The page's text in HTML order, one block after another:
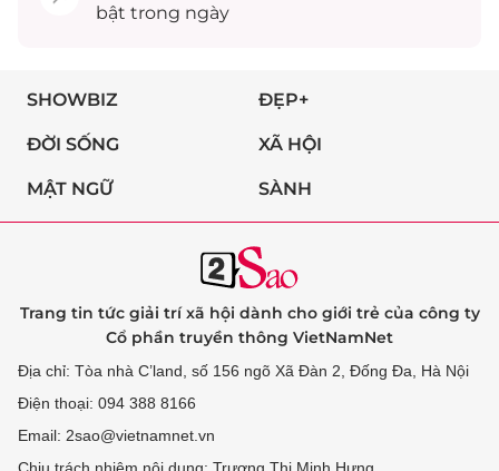
bật trong ngày
SHOWBIZ ĐẸP+
ĐỜI SỐNG XÃ HỘI
MẬT NGỮ SÀNH
Trang tin tức giải trí xã hội dành cho giới trẻ của công ty
Cổ phần truyền thông VietNamNet
Địa chỉ: Tòa nhà C’land, số 156 ngõ Xã Đàn 2, Đống Đa, Hà Nội
Điện thoại: 094 388 8166
Email: 2sao@vietnamnet.vn
Chịu trách nhiệm nội dung: Trương Thị Minh Hưng